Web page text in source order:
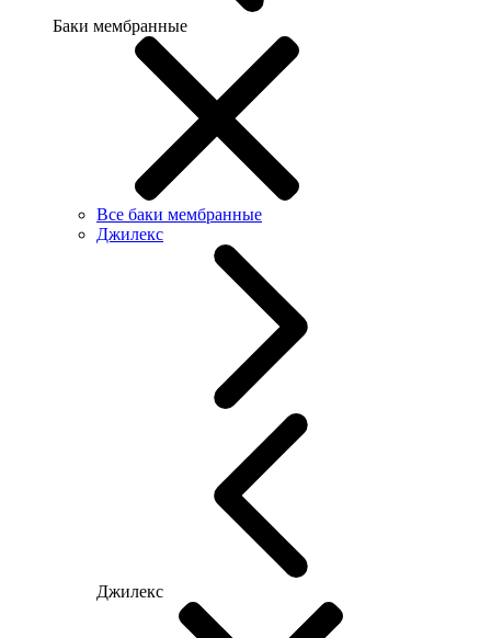
Баки мембранные
Все баки мембранные
Джилекс
Джилекс